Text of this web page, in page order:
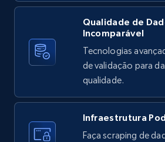
X (formerly Twitter) - Posts -
Twitter posts URLs
ID, User posted, Name,
posted, Photos, URL, Quoted
10.4K+ 1.2K+
Qualidade de
Incomparável
Tecnologias
de validação para
qualidade.
Infraestrutura
Faça scraping de